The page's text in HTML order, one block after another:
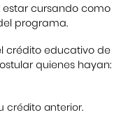
estar cursando como
programa.
crédito educativo de
quienes hayan:
crédito anterior.